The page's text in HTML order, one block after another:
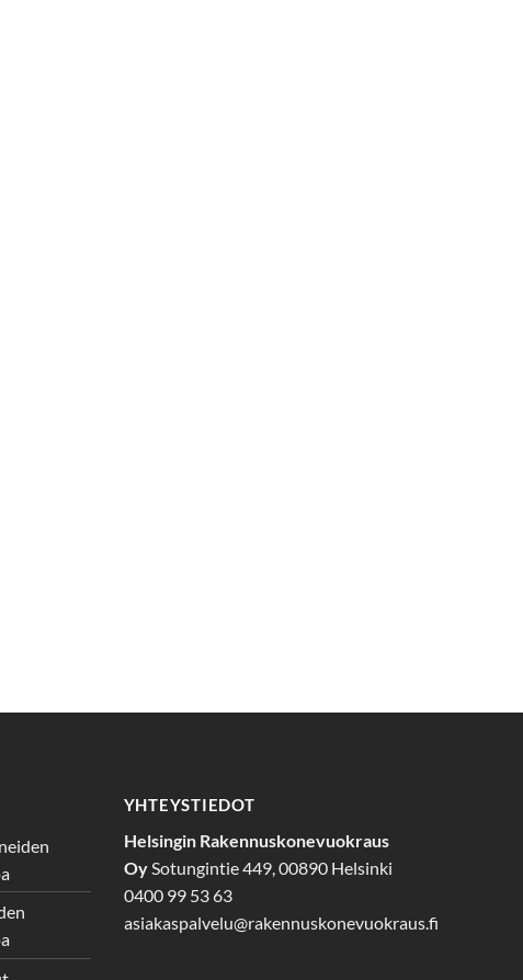
YHTEYSTIEDOT
Helsingin Rakennuskonevuokraus
Oy Sotungintie 449, 00890 Helsinki
0400 99 53 63
asiakaspalvelu@rakennuskonevuokraus.fi